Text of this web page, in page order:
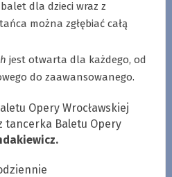
dla dzieci wraz z
można zgłębiać całą
jest otwarta dla każdego, od
do zaawansowanego.
Opery Wrocławskiej
tancerka Baletu Opery